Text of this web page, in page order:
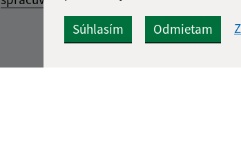
Súhlasím Odmietam
správu